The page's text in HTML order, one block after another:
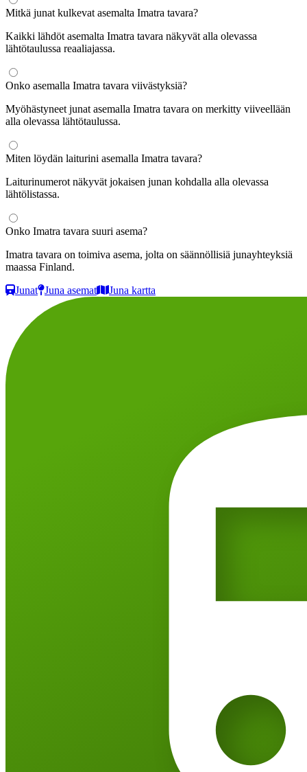
Mitkä junat kulkevat asemalta Imatra tavara?
Kaikki lähdöt asemalta Imatra tavara näkyvät alla olevassa
lähtötaulussa reaaliajassa.
Onko asemalla Imatra tavara viivästyksiä?
Myöhästyneet junat asemalla Imatra tavara on merkitty viiveellään
alla olevassa lähtötaulussa.
Miten löydän laiturini asemalla Imatra tavara?
Laiturinumerot näkyvät jokaisen junan kohdalla alla olevassa
lähtölistassa.
Onko Imatra tavara suuri asema?
Imatra tavara on toimiva asema, jolta on säännöllisiä junayhteyksiä
maassa Finland.
Junat Juna asemat Juna kartta